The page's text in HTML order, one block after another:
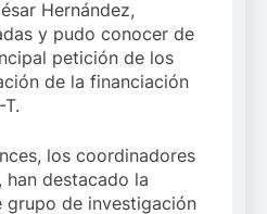
Hernández,
y pudo conocer de
petición de los
de la financiación
los coordinadores
han destacado la
grupo de investigación